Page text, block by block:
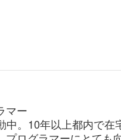
マー
。10年以上都内で在